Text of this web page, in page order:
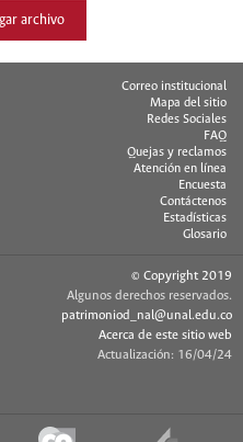
archivo
Correo institucional
Mapa del sitio
Redes Sociales
FAQ
Quejas y reclamos
Atención en línea
Encuesta
Contáctenos
Estadísticas
Glosario
© Copyright 2019
Algunos derechos reservados.
patrimoniod_nal@unal.edu.co
Acerca de este sitio web
Actualización: 16/04/24